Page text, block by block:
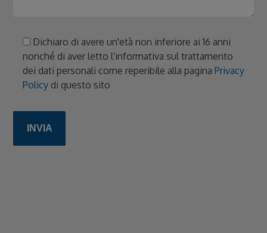
Dichiaro di avere un'età non inferiore ai 16 anni
nonché di aver letto l'informativa sul trattamento
dei dati personali come reperibile alla paginaPrivacy
Policy di questo sito